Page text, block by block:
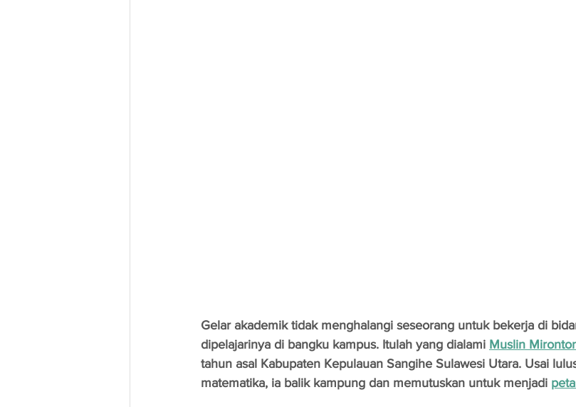
Gelar akademik tidak menghalangi seseorang untuk bekerja di
dipelajarinya di bangku kampus. Itulah yang dialami Muslin
tahun asal Kabupaten Kepulauan Sangihe Sulawesi Utara. Usai
matematika, ia balik kampung dan memutuskan untuk menjadi